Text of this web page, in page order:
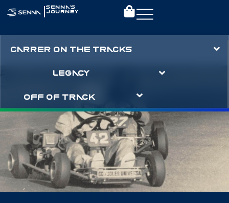
| SENNA’S
JOURNEY
CARRER ON THE TRACKS
LEGACY
OFF OF TRACK